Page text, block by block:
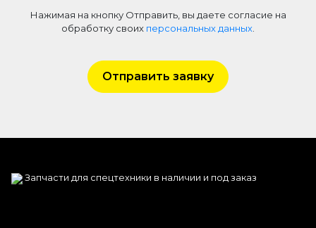
Нажимая на кнопку Отправить, вы даете согласие на
обработку своих персональных данных
Отправить заявку
Запчасти для спецтехники в наличии и под заказ